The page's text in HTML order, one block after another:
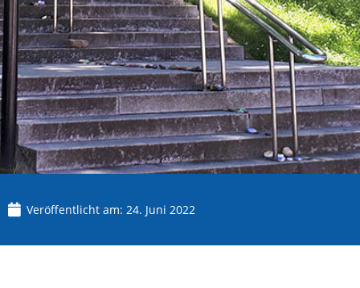
Veröffentlicht am: 24. Juni 2022